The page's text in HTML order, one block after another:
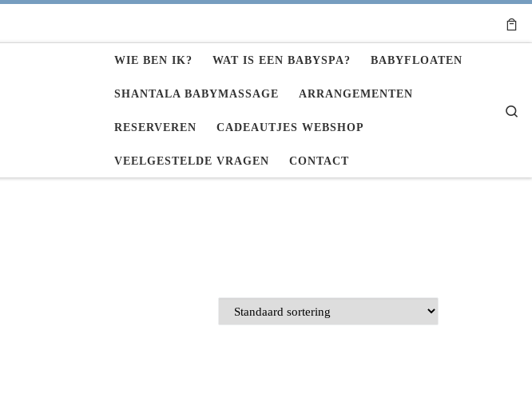
WIE BEN IK? WAT IS EEN BABYSPA? BABYFLOATEN
SHANTALA BABYMASSAGE ARRANGEMENTEN
RESERVEREN CADEAUTJES WEBSHOP
VEELGESTELDE VRAGEN CONTACT